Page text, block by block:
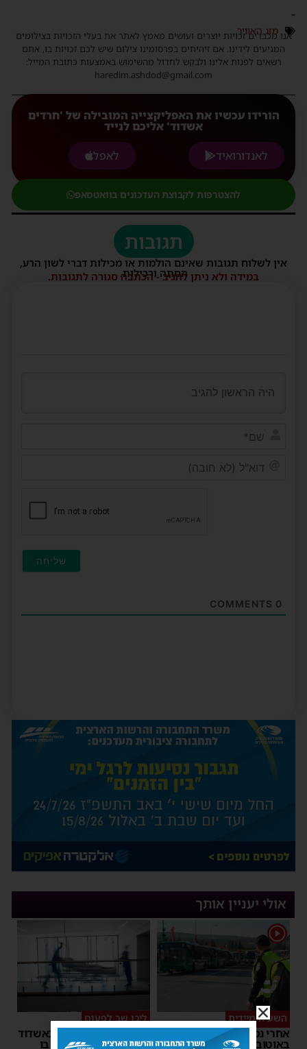
-
מזג האוויר
אנו מכבדים זכויות יוצרים ועושים מאמץ לאתר את בעלי הזכויות בצילומים
המגיעים לידינו. אם זיהיתים בפרסומינו צילום שיש לכם זכויות בו, אתם
רשאים לפנות אלינו ולבקש לחדול מהשימוש באמצעות כתובת המייל:
haredim.ashdod@gmail.com
הורידו עכשיו את האפליקצייה המובילה של 'חרדים
אשדוד' אליכם לנייד
לאנדורואיד
לאפל
להצטרפות לקבוצת העדכונים בוואטסאפ
תגובות
אין לשלוח תגובות שאינם הולמות או מכילות דברי לשון הרע,
הסתה ורכילות.
במידה ולא ניתן להגיב - הכתבה סגורה לתגובות.
0
אולי יעניין אותך
1
השעיה מיידית
אחרי נסיעת האימים
באוטובוס מאשדוד: הנהג
ליבו שב לפעום
אדם התמוטט בביתו באשדוד
– כוחות ההצלה ביצעו בו